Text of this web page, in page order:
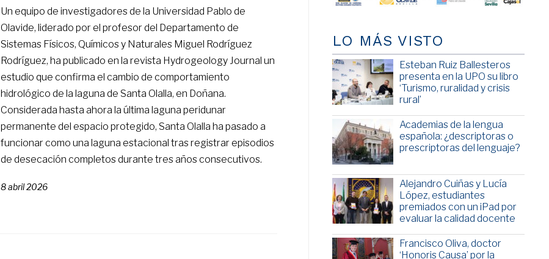
Un equipo de investigadores de la Universidad Pablo de
Olavide, liderado por el profesor del Departamento de
Sistemas Físicos, Químicos y Naturales Miguel Rodríguez
Rodríguez, ha publicado en la revista Hydrogeology Journal un
estudio que confirma el cambio de comportamiento
hidrológico de la laguna de Santa Olalla, en Doñana.
Considerada hasta ahora la última laguna peridunar
permanente del espacio protegido, Santa Olalla ha pasado a
funcionar como una laguna estacional tras registrar episodios
de desecación completos durante tres años consecutivos.
8 abril 2026
LO MÁS VISTO
Esteban Ruiz Ballesteros
presenta en la UPO su libro
‘Turismo, ruralidad y crisis
rural’
Academias de la lengua
española: ¿descriptoras o
prescriptoras del lenguaje?
Alejandro Cuiñas y Lucía
López, estudiantes
premiados con un iPad por
evaluar la calidad docente
Francisco Oliva, doctor
‘Honoris Causa’ por la